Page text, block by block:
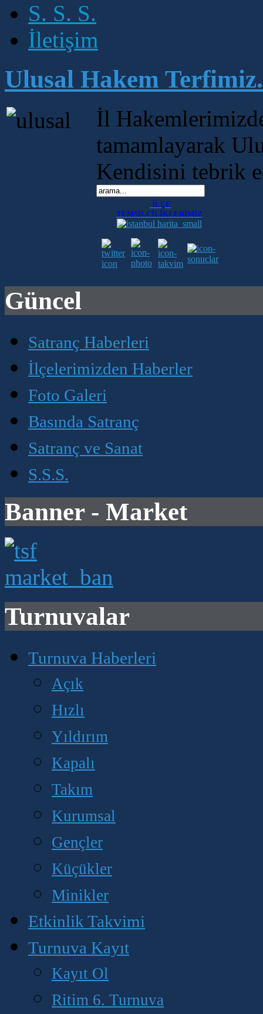
S. S. S.
İletişim
Ulusal Hakem
İl
tamamlayarak
Kendisini tebrik
İLÇE
TEMSİLCİLİKLERİMİZ
Güncel
Satranç Haberleri
İlçelerimizden Haberler
Foto Galeri
Basında Satranç
Satranç ve Sanat
S.S.S.
Banner - Market
Turnuvalar
Turnuva Haberleri
Açık
Hızlı
Yıldırım
Kapalı
Takım
Kurumsal
Gençler
Küçükler
Minikler
Etkinlik Takvimi
Turnuva Kayıt
Kayıt Ol
Ritim 6. Turnuva